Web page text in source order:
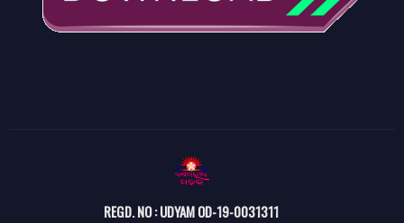
REGD. NO : UDYAM OD-19-0031311